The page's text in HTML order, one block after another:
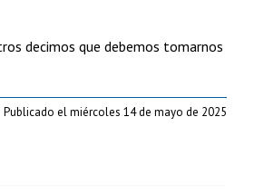
decimos que debemos tomarnos
Publicado el miércoles 14 de mayo de 2025